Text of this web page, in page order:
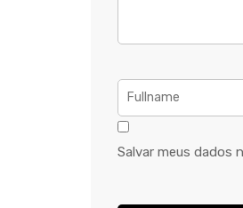
Salvar meus dados